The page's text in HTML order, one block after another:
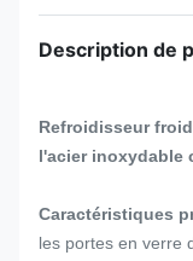
Description de
Refroidisseur
l'acier inoxydable
Caractéristiques
les portes en verre